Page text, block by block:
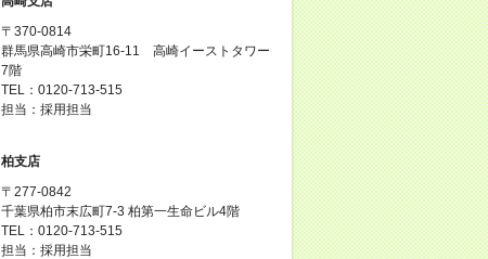
〒370-0814
群馬県高崎市栄町16-11 高崎イーストタワー
7階
TEL：0120-713-515
担当：採用担当
柏支店
〒277-0842
千葉県柏市末広町7-3 柏第一生命ビル4階
TEL：0120-713-515
担当：採用担当